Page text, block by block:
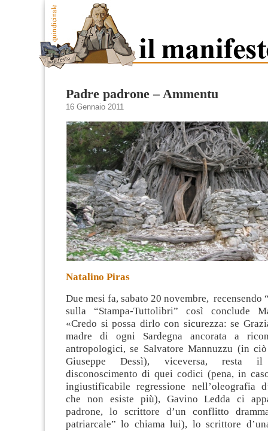
Padre padrone – Ammentu
16 Gennaio 2011
Natalino Piras
Due mesi fa, sabato 20 novembre, recensendo
sulla “Stampa-Tuttolibri” così conclude
«Credo si possa dirlo con sicurezza: se
madre di ogni Sardegna ancorata a
antropologici, se Salvatore Mannuzzu (in
Giuseppe Dessì), viceversa, resta
disconoscimento di quei codici (pena, in
ingiustificabile regressione nell’oleografia
che non esiste più), Gavino Ledda ci
padrone, lo scrittore d’un conflitto
patriarcale” lo chiama lui), lo scrittore